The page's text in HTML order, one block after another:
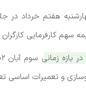
هفتم خرداد در
کارگران ساختمانی از
اساسی تعیین شده بود که این